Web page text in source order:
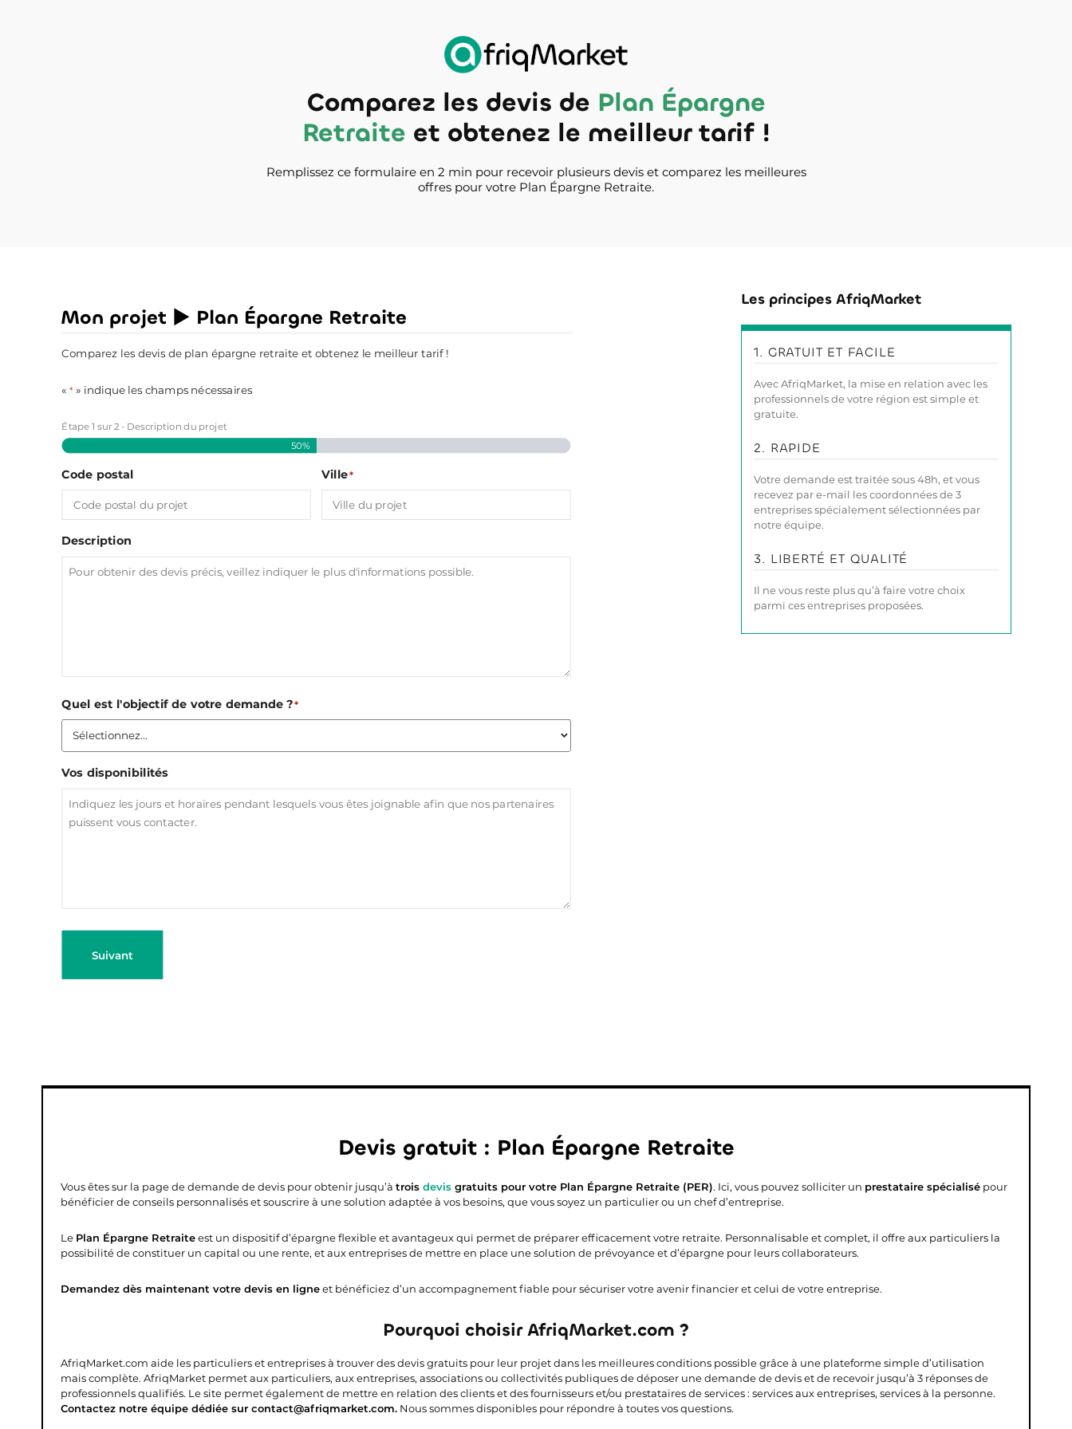
Comparez les devis de Plan Épargne
Retraite et obtenez le meilleur tarif !
Remplissez ce formulaire en 2 min pour recevoir plusieurs devis et comparez les meilleures
offres pour votre Plan Épargne Retraite.
Mon projet ► Plan Épargne Retraite
Comparez les devis de plan épargne retraite et obtenez le meilleur tarif !
«* » indique les champs nécessaires
Étape1 sur2 - Description du projet
50%
Code postal Ville*
Description
Quel est l'objectif de votre demande ?*
Vos disponibilités
Suivant
Les principes AfriqMarket
1. GRATUIT ET FACILE
Avec AfriqMarket, la mise en relation avec les
professionnels de votre région est simple et
gratuite.
2. RAPIDE
Votre demande est traitée sous 48h, et vous
recevez par e-mail les coordonnées de 3
entreprises spécialement sélectionnées par
notre équipe.
3. LIBERTÉ ET QUALITÉ
Il ne vous reste plus qu’à faire votre choix
parmi ces entreprises proposées.
Devis gratuit : Plan Épargne Retraite
Vous êtes sur la page de demande de devis pour obtenir jusqu’à trois devis gratuits pour votre Plan Épargne Retraite (PER). Ici, vous pouvez solliciter un prestataire spécialisé pour
bénéficier de conseils personnalisés et souscrire à une solution adaptée à vos besoins, que vous soyez un particulier ou un chef d’entreprise.
Le Plan Épargne Retraiteest un dispositif d’épargne flexible et avantageux qui permet de préparer efficacement votre retraite. Personnalisable et complet, il offre aux particuliers la
possibilité de constituer un capital ou une rente, et aux entreprises de mettre en place une solution de prévoyance et d’épargne pour leurs collaborateurs.
Demandez dès maintenant votre devis en ligneet bénéficiez d’un accompagnement fiable pour sécuriser votre avenir financier et celui de votre entreprise.
Pourquoi choisir AfriqMarket.com ?
AfriqMarket.com aide les particuliers et entreprises à trouver des devis gratuits pour leur projet dans les meilleures conditions possible grâce à une plateforme simple d’utilisation
mais complète. AfriqMarket permet aux particuliers, aux entreprises, associations ou collectivités publiques de déposer une demande de devis et de recevoir jusqu’à 3 réponses de
professionnels qualifiés. Le site permet également de mettre en relation des clients et des fournisseurs et/ou prestataires de services : services aux entreprises, services à la personne.
Contactez notre équipe dédiée sur contact@afriqmarket.com. Nous sommes disponibles pour répondre à toutes vos questions.